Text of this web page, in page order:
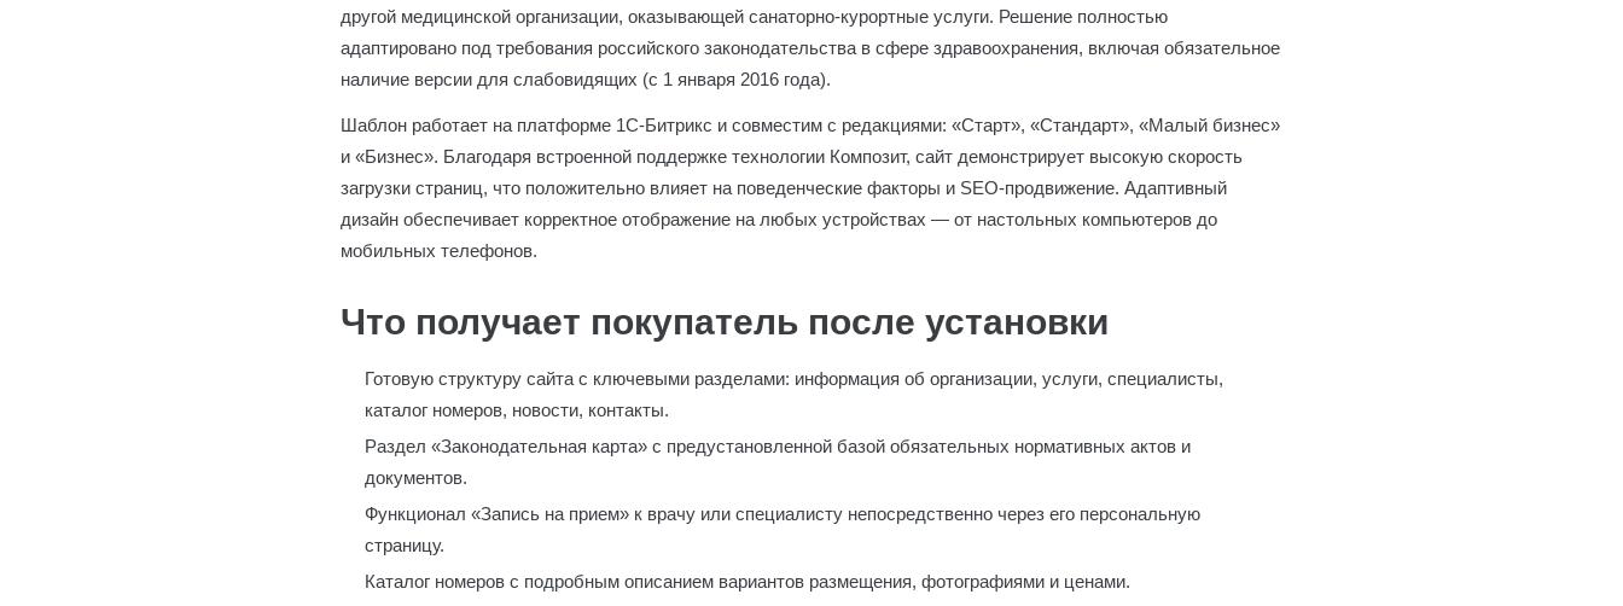
другой медицинской организации, оказывающей санаторно-курортные услуги. Решение полностью
адаптировано под требования российского законодательства в сфере здравоохранения, включая обязательное
наличие версии для слабовидящих (с 1 января 2016 года).
Шаблон работает на платформе 1С-Битрикс и совместим с редакциями: «Старт», «Стандарт», «Малый бизнес»
и «Бизнес». Благодаря встроенной поддержке технологии Композит, сайт демонстрирует высокую скорость
загрузки страниц, что положительно влияет на поведенческие факторы и SEO-продвижение. Адаптивный
дизайн обеспечивает корректное отображение на любых устройствах — от настольных компьютеров до
мобильных телефонов.
Что получает покупатель после установки
Готовую структуру сайта с ключевыми разделами: информация об организации, услуги, специалисты,
каталог номеров, новости, контакты.
Раздел «Законодательная карта» с предустановленной базой обязательных нормативных актов и
документов.
Функционал «Запись на прием» к врачу или специалисту непосредственно через его персональную
страницу.
Каталог номеров с подробным описанием вариантов размещения, фотографиями и ценами.